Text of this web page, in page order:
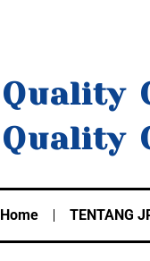
Quality
Quality
Home TENTANG